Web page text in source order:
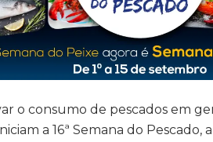
o consumo de pescados em
a 16ª Semana do